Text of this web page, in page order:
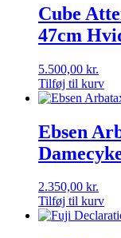
Cube
47cm
5.500,00 kr.
Tilføj til kurv
Ebsen
2.350,00 kr.
Tilføj til kurv